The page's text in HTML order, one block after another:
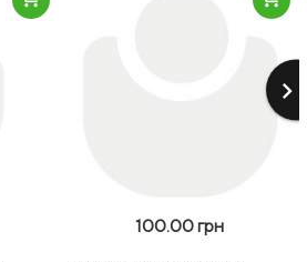
keyboard_arrow_right
100.00 грн